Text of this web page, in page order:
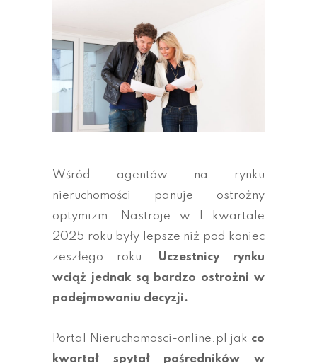
Wśród agentów na rynku
nieruchomości panuje ostrożny
optymizm. Nastroje w I kwartale
2025 roku były lepsze niż pod koniec
zeszłego roku. Uczestnicy rynku
wciąż jednak są bardzo ostrożni w
podejmowaniu decyzji.
Portal Nieruchomosci-online.pl jak co
kwartał spytał pośredników w